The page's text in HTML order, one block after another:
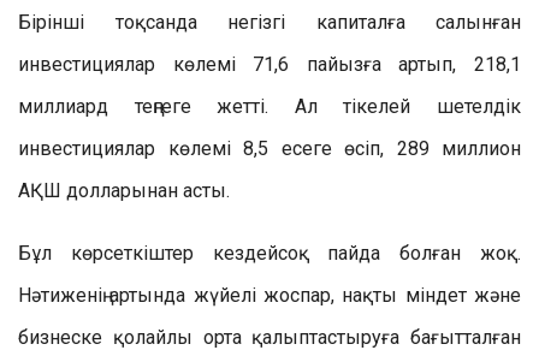
Бірінші тоқсанда негізгі капиталға салынған
инвестициялар көлемі 71,6 пайызға артып, 218,1
миллиард теңгеге жетті. Ал тікелей шетелдік
инвестициялар көлемі 8,5 есеге өсіп, 289 миллион
АҚШ долларынан асты.
Бұл көрсеткіштер кездейсоқ пайда болған жоқ.
Нәтиженің артында жүйелі жоспар, нақты міндет және
бизнеске қолайлы орта қалыптастыруға бағытталған